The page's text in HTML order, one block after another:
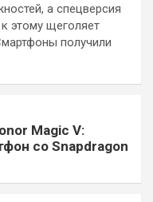
а спецверсия
этому щеголяет
получили
Magic V:
со Snapdragon